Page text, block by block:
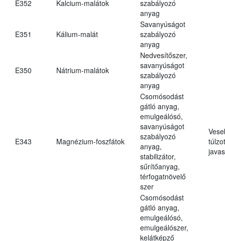
E352 Kalcium-malátok
szabályozó
anyag
E351 Kálium-malát
Savanyúságot
szabályozó
anyag
E350 Nátrium-malátok
Nedvesítőszer,
savanyúságot
szabályozó
anyag
E343 Magnézium-foszfátok
Csomósodást
gátló anyag,
emulgeálósó,
savanyúságot
szabályozó
anyag,
stabilizátor,
sűrítőanyag,
térfogatnövelő
szer
Csomósodást
gátló anyag,
emulgeálósó,
emulgeálószer,
kelátképző